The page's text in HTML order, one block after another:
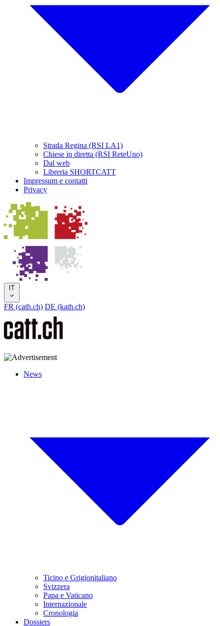
Strada Regina (RSI LA1)
Chiese in diretta (RSI ReteUno)
Dal web
Libreria SHORTCATT
Impressum e contatti
Privacy
IT
FR (cath.ch) DE (kath.ch)
News
Ticino e Grigionitaliano
Svizzera
Papa e Vaticano
Internazionale
Cronologia
Dossiers